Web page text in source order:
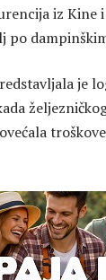
iz Kine
po
je